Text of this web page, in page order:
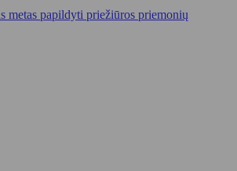
metas papildyti priežiūros priemonių